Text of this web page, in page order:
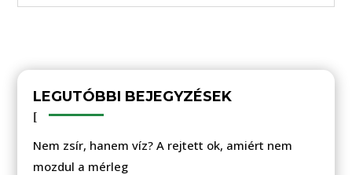
LEGUTÓBBI BEJEGYZÉSEK
Nem zsír, hanem víz? A rejtett ok, amiért nem
mozdul a mérleg